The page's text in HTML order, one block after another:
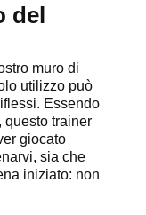
del
muro di
utilizzo può
Essendo
questo trainer
giocato
sia che
iniziato: non